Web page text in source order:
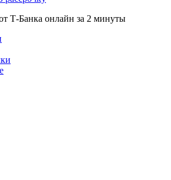
Т-Банка онлайн за 2 минуты